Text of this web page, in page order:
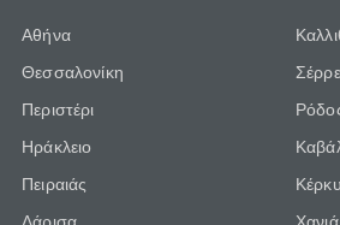
Αθήνα
Θεσσαλονίκη
Περιστέρι
Ηράκλειο
Πειραιάς